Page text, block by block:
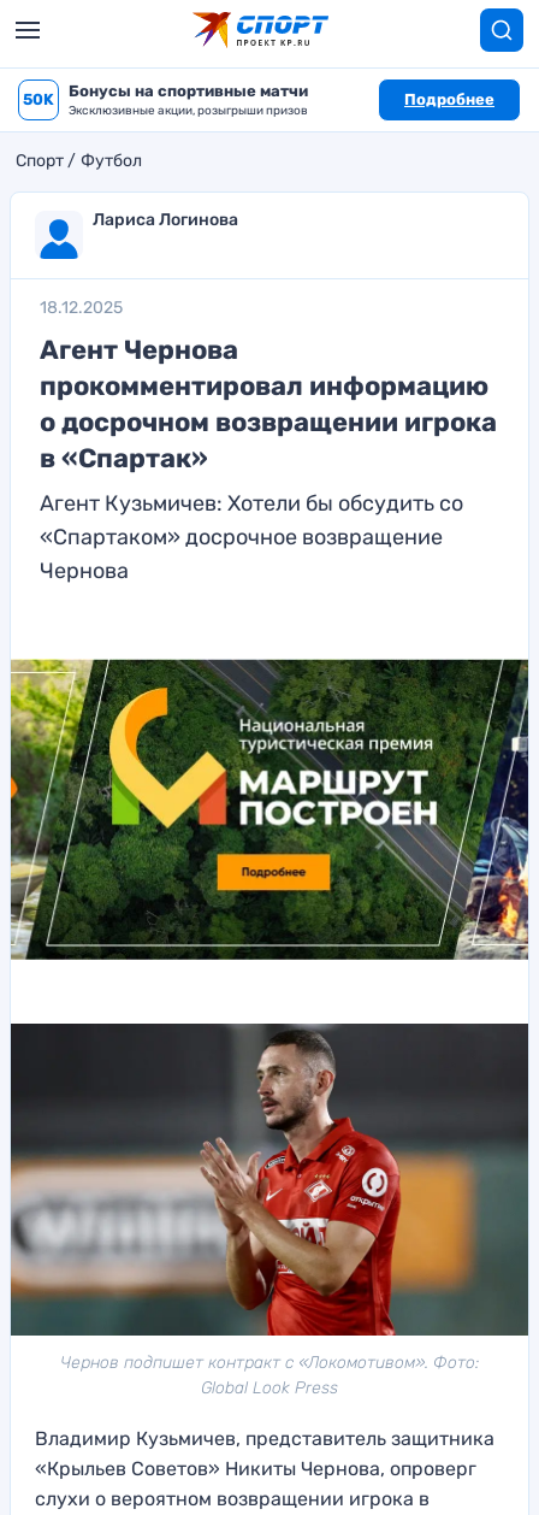
50K Бонусы на спортивные матчи
Эксклюзивные акции, розыгрыши призов
Подробнее
Спорт Футбол
Лариса Логинова
18.12.2025
Агент Чернова
прокомментировал информацию
о досрочном возвращении игрока
в «Спартак»
Агент Кузьмичев: Хотели бы обсудить со
«Спартаком» досрочное возвращение
Чернова
Чернов подпишет контракт с «Локомотивом». Фото:
Global Look Press
Владимир Кузьмичев, представитель защитника
«Крыльев Советов» Никиты Чернова, опроверг
слухи о вероятном возвращении игрока в